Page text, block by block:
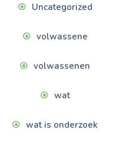
Uncategorized
volwassene
volwassenen
wat
wat is onderzoek